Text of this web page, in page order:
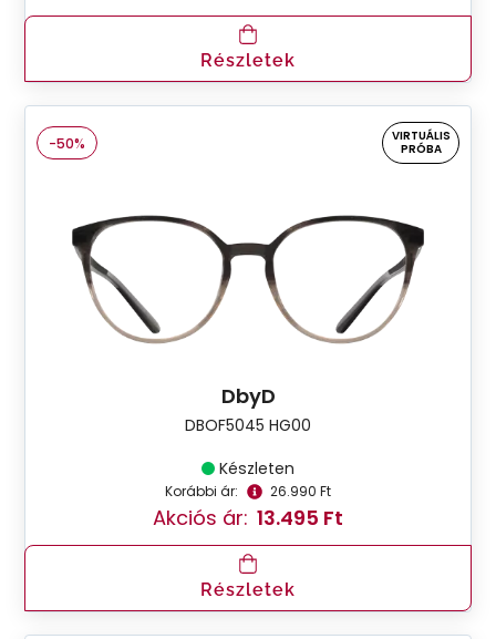
Részletek
-50%
VIRTUÁLIS
PRÓBA
DbyD
DBOF5045 HG00
Készleten
Korábbi ár: 26.990 Ft
Akciós ár: 13.495 Ft
Részletek